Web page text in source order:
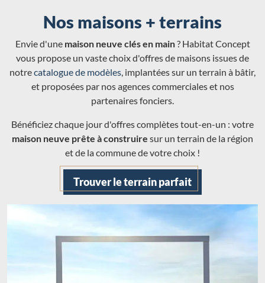
Nos maisons + terrains
Envie d'une maison neuve clés en main? Habitat Concept
vous propose un vaste choix d'offres de maisons issues de
notrecatalogue de modèles, implantées sur un terrain à bâtir,
et proposées par nos agences commerciales et nos
partenaires fonciers.
Bénéficiez chaque jour d'offres complètes tout-en-un : votre
maison neuve prête à construire sur un terrain de la région
et de la commune de votre choix !
Trouver le terrain parfait